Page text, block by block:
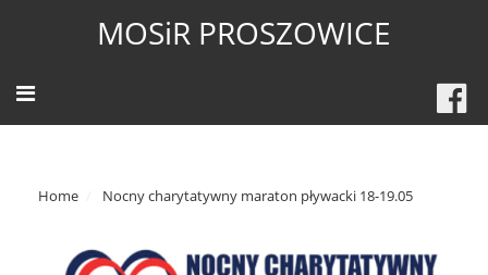
MOSiR PROSZOWICE
Home Nocny charytatywny maraton pływacki 18-19.05